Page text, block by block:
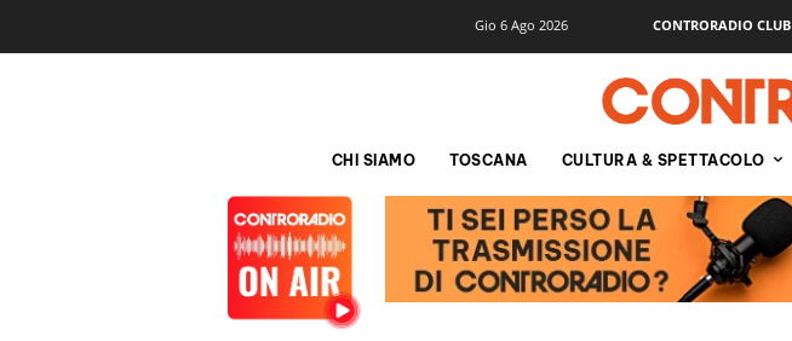
Gio 6 Ago 2026 CONTRORADIO CLUB
CHI SIAMO TOSCANA CULTURA & SPETTACOLO